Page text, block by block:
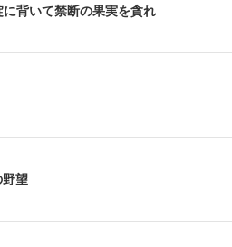
背いて禁断の果実を貪れ
望